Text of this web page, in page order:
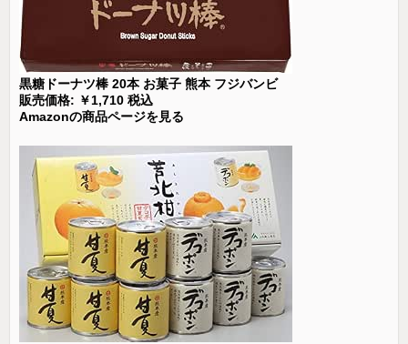
黒糖ドーナツ棒 20本 お菓子 熊本 フジバンビ
販売価格: ￥1,710 税込
Amazonの商品ページを見る